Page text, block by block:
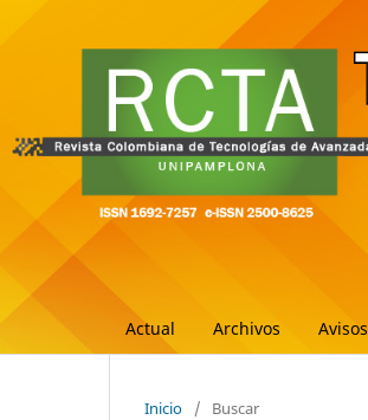
Actual Archivos Avisos
Inicio / Buscar